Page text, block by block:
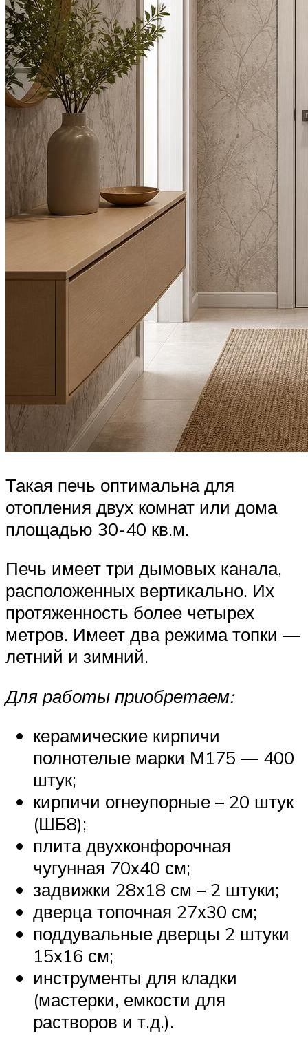
Такая печь оптимальна для
отопления двух комнат или дома
площадью 30-40 кв.м.
Печь имеет три дымовых канала,
расположенных вертикально. Их
протяженность более четырех
метров. Имеет два режима топки —
летний и зимний.
Для работы приобретаем:
керамические кирпичи
полнотелые марки М175 — 400
штук;
кирпичи огнеупорные – 20 штук
(ШБ8);
плита двухконфорочная
чугунная 70х40 см;
задвижки 28х18 см – 2 штуки;
дверца топочная 27х30 см;
поддувальные дверцы 2 штуки
15х16 см;
инструменты для кладки
(мастерки, емкости для
растворов и т.д.).